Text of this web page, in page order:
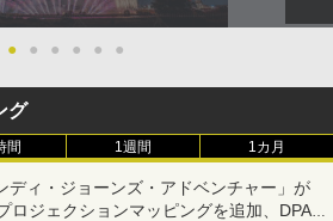
● ● ● ● ● ●
グ
間 1週間 1カ月
ディ・ジョーンズ・アドベンチャー」が
ロジェクションマッピングを追加、DPA